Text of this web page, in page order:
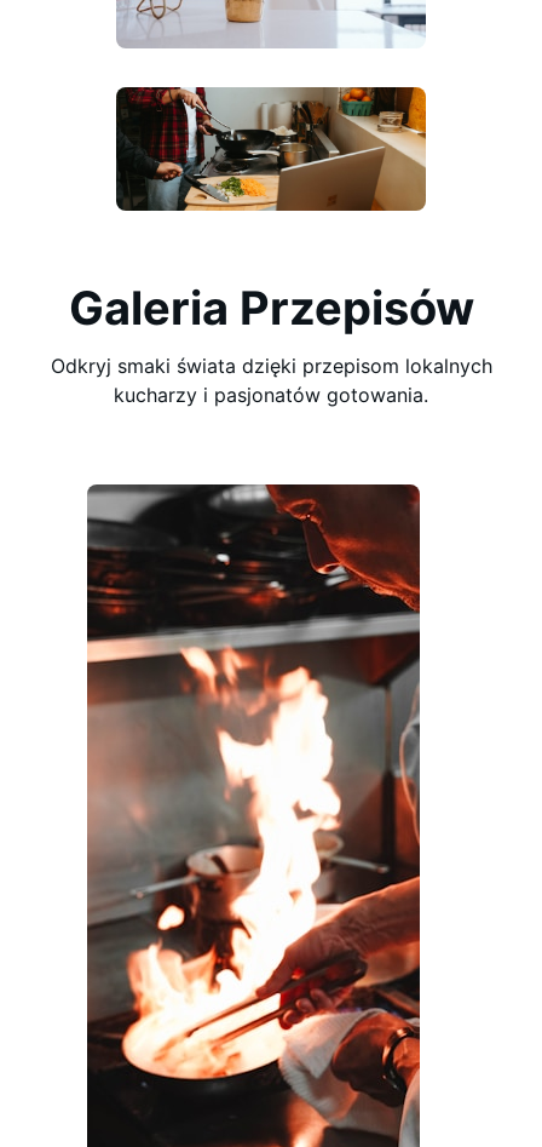
Galeria Przepisów
Odkryj smaki świata dzięki przepisom lokalnych
kucharzy i pasjonatów gotowania.